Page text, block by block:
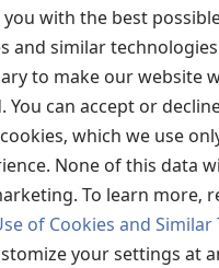
with the best
and similar
to make our website
You can accept or
which we use
None of this data
To learn more,
of Cookies and Similar
your settings at
®
லைப்ரரி